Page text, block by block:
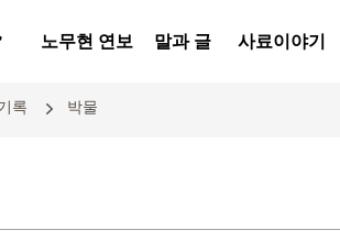
노무현 연보 말과 글 사료이야기
록 박물